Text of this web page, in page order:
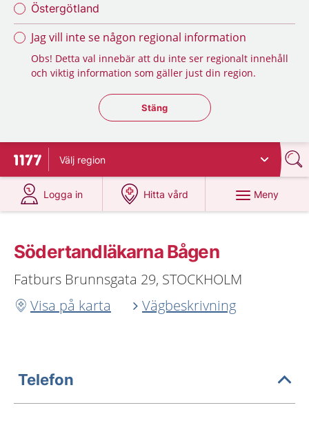
Östergötland
Jag vill inte se någon regional information
Obs! Detta val innebär att du inte ser regionalt innehåll
och viktig information som gäller just din region.
Stäng regionsväljaren
Stäng
Till startsidan för 1177
Välj region
Logga in
på 1177.se
Hitta vård
på 1177.se
Meny
Södertandläkarna Bågen
Fatburs Brunnsgata 29, STOCKHOLM
Visa på karta
Vägbeskrivning
Telefon